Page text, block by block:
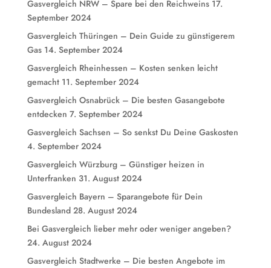
Gasvergleich NRW – Spare bei den Reichweins 17.
September 2024
Gasvergleich Thüringen – Dein Guide zu günstigerem
Gas 14. September 2024
Gasvergleich Rheinhessen – Kosten senken leicht
gemacht 11. September 2024
Gasvergleich Osnabrück – Die besten Gasangebote
entdecken 7. September 2024
Gasvergleich Sachsen – So senkst Du Deine Gaskosten
4. September 2024
Gasvergleich Würzburg – Günstiger heizen in
Unterfranken 31. August 2024
Gasvergleich Bayern – Sparangebote für Dein
Bundesland 28. August 2024
Bei Gasvergleich lieber mehr oder weniger angeben?
24. August 2024
Gasvergleich Stadtwerke – Die besten Angebote im